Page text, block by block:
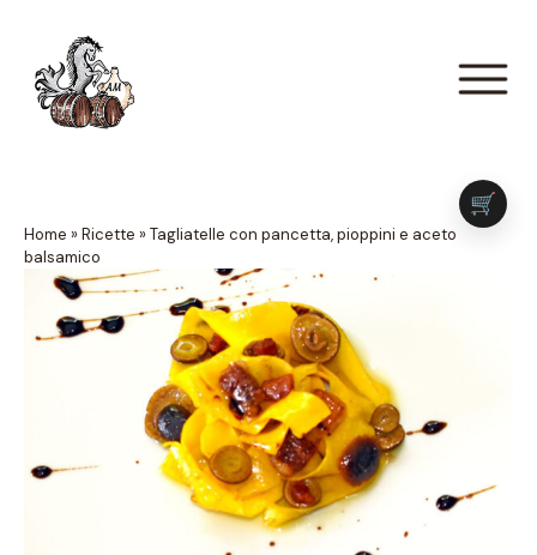
Home »Ricette »Tagliatelle con pancetta, pioppini e aceto
balsamico
🛒